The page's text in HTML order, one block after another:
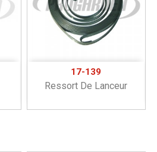
17-139
Ressort De Lanceur